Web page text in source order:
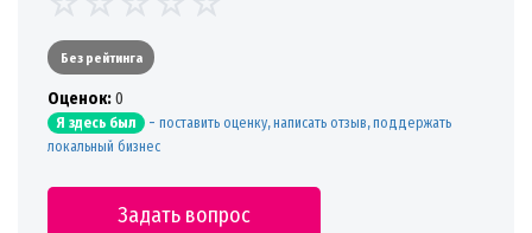
Без рейтинга
Oценок:0
Я здесь был - поставить оценку, написать отзыв, поддержать
локальный бизнес
Задать вопрос